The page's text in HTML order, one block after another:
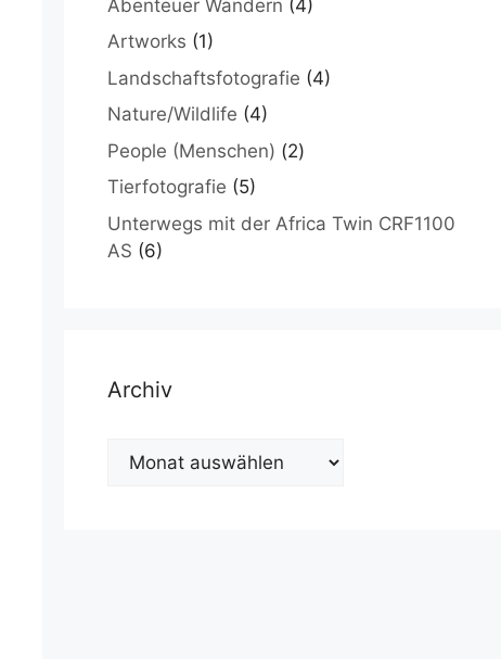
Abenteuer Wandern (4)
Artworks (1)
Landschaftsfotografie (4)
Nature/Wildlife (4)
People (Menschen) (2)
Tierfotografie (5)
Unterwegs mit der Africa Twin CRF1100
AS (6)
Archiv
Archiv